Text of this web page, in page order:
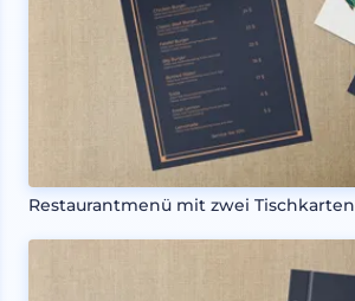
Restaurantmenü mit zwei Tischkarten